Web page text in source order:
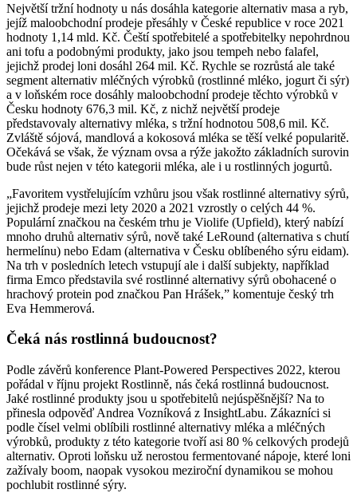
Největší tržní hodnoty u nás dosáhla kategorie alternativ masa a ryb,
jejíž maloobchodní prodeje přesáhly v České republice v roce 2021
hodnoty 1,14 mld. Kč. Čeští spotřebitelé a spotřebitelky nepohrdnou
ani tofu a podobnými produkty, jako jsou tempeh nebo falafel,
jejichž prodej loni dosáhl 264 mil. Kč. Rychle se rozrůstá ale také
segment alternativ mléčných výrobků (rostlinné mléko, jogurt či sýr)
a v loňském roce dosáhly maloobchodní prodeje těchto výrobků v
Česku hodnoty 676,3 mil. Kč, z nichž největší prodeje
představovaly alternativy mléka, s tržní hodnotou 508,6 mil. Kč.
Zvláště sójová, mandlová a kokosová mléka se těší velké popularitě.
Očekává se však, že význam ovsa a rýže jakožto základních surovin
bude růst nejen v této kategorii mléka, ale i u rostlinných jogurtů.
„Favoritem vystřelujícím vzhůru jsou však rostlinné alternativy sýrů,
jejichž prodeje mezi lety 2020 a 2021 vzrostly o celých 44 %.
Populární značkou na českém trhu je Violife (Upfield), který nabízí
mnoho druhů alternativ sýrů, nově také LeRound (alternativa s chutí
hermelínu) nebo Edam (alternativa v Česku oblíbeného sýru eidam).
Na trh v posledních letech vstupují ale i další subjekty, například
firma Emco představila své rostlinné alternativy sýrů obohacené o
hrachový protein pod značkou Pan Hrášek,” komentuje český trh
Eva Hemmerová.
Čeká nás rostlinná budoucnost?
Podle závěrů konference Plant-Powered Perspectives 2022, kterou
pořádal v říjnu projekt Rostlinně, nás čeká rostlinná budoucnost.
Jaké rostlinné produkty jsou u spotřebitelů nejúspěšnější? Na to
přinesla odpověď Andrea Vozníková z InsightLabu. Zákazníci si
podle čísel velmi oblíbili rostlinné alternativy mléka a mléčných
výrobků, produkty z této kategorie tvoří asi 80 % celkových prodejů
alternativ. Oproti loňsku už nerostou fermentované nápoje, které loni
zažívaly boom, naopak vysokou meziroční dynamikou se mohou
pochlubit rostlinné sýry.